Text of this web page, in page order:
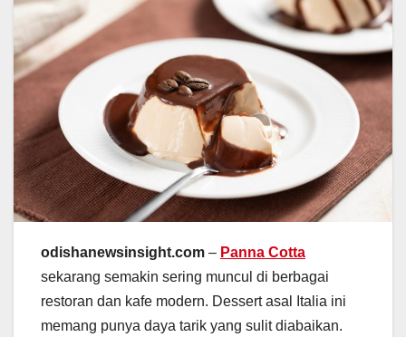
odishanewsinsight.com – Panna Cotta
sekarang semakin sering muncul di berbagai
restoran dan kafe modern. Dessert asal Italia ini
memang punya daya tarik yang sulit diabaikan.